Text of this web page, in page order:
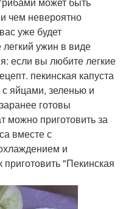
чем невероятно
уже будет
ужин в виде
если вы любите легкие
пекинская капуста
с яйцами, зеленью и
готовы
можно приготовить за
вместе с
и
"Пекинская